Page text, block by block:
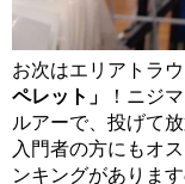
お次はエリアトラ
ペレット」
！ニジ
ルアーで、投げて
入門者の方にもオ
ンキングがありま